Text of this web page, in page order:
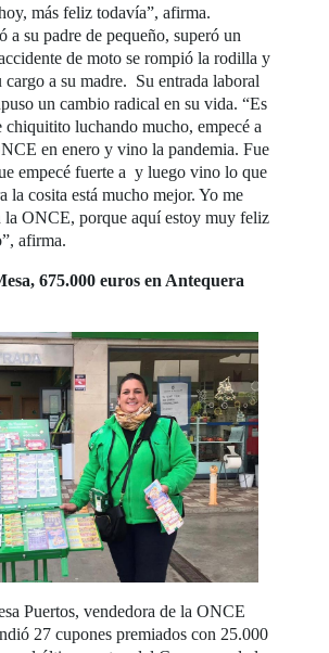
más feliz todavía”, afirma.
a su padre de pequeño, superó un
de moto se rompió la rodilla y
cargo a su madre. Su entrada laboral
un cambio radical en su vida. “Es
chiquitito luchando mucho, empecé a
en enero y vino la pandemia. Fue
empecé fuerte a y luego vino lo que
la cosita está mucho mejor. Yo me
la ONCE, porque aquí estoy muy feliz
afirma.
675.000 euros en Antequera
Puertos, vendedora de la ONCE
27 cupones premiados con 25.000